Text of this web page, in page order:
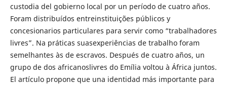
custodia del gobierno local por un período de cuatro años.
Foram distribuídos entreinstituições públicos y
concesionarios particulares para servir como “trabalhadores
livres”. Na práticas suasexperiências de trabalho foram
semelhantes às de escravos. Después de cuatro años, un
grupo de dos africanoslivres do Emília voltou à África juntos.
El artículo propone que una identidad más importante para